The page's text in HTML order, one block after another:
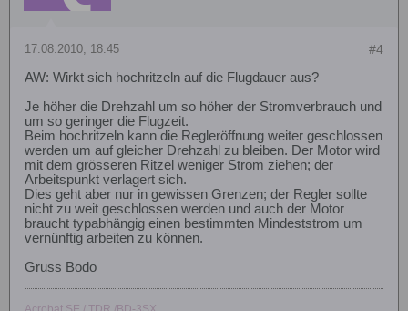
#4
17.08.2010, 18:45
AW: Wirkt sich hochritzeln auf die Flugdauer aus?
Je höher die Drehzahl um so höher der Stromverbrauch und
um so geringer die Flugzeit.
Beim hochritzeln kann die Regleröffnung weiter geschlossen
werden um auf gleicher Drehzahl zu bleiben. Der Motor wird
mit dem grösseren Ritzel weniger Strom ziehen; der
Arbeitspunkt verlagert sich.
Dies geht aber nur in gewissen Grenzen; der Regler sollte
nicht zu weit geschlossen werden und auch der Motor
braucht typabhängig einen bestimmten Mindeststrom um
vernünftig arbeiten zu können.
Gruss Bodo